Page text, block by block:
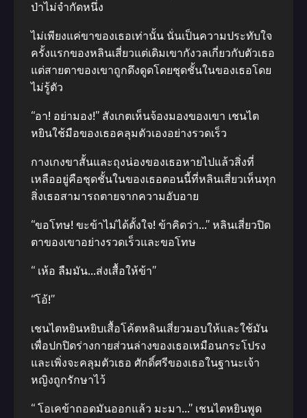
ป่าไม่จำกัดหนึ่ง
ไม่เพียงแค่ขาของเธอเท่านั้น นั่นเป็นความประทับใจ
ครั้งแรกของหลินเสี่ยวแต่เดิมเขากังวลเกี่ยวกับตัวเธอ
แต่สายตาของเขาถูกดึงดูดโดยชุดชั้นในของเธอโดย
ไม่รู้ตัว
“อา! อย่ามอง!” สังเกตเห็นจ้องมองของเขา เชนไต
หยินใช้มือของเธอคลุมตัวเองอย่างรวดเร็ว
กางเกงขาสั้นและถุงน่องของเธอหายไปแล้วสิ่งที่
เหลืออยู่คือชุดชั้นในของเธอตอนนี้ที่หลินเสี่ยวเห็นทุก
สิ่งเธอสามารถตายจากความอับอาย
“ขอโทษ! ขะข้าไม่ได้ตั้งใจ! ข้าคิดว่า…” หลินเสี่ยวปิด
ตาของเขาอย่างรวดเร็วและขอโทษ
“ เห้อ ลืมมัน…ส่งเสื้อให้ข้า”
“โอ้!”
เชนไตหยินหยิบเสื้อโค้ตหลินเสี่ยวมอบให้และใช้มัน
เพื่อปกปิดร่างกายส่วนล่างของเธอเหมือนกระโปรง
และเพิ่งจะคลุมตัวเธอ ศักดิ์ศรีของเธอในฐานะเจ้า
หญิงถูกรักษาไว้
“ โอเคข้าถอดมันออกแล้ว มะมา…” เชนไตหยินพูด